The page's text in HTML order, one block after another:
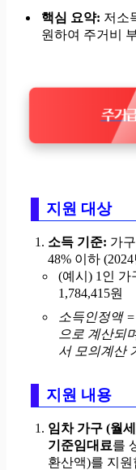
핵심 요약: 저소
원하여 주거비
주거
지원 대상
소득 기준: 가
48% 이하
(예시) 1인 가
1,784,415원
소득인정액
으로 계산되
서 모의계산
지원 내용
임차 가구 (월
기준임대료를
환산액)를 지원